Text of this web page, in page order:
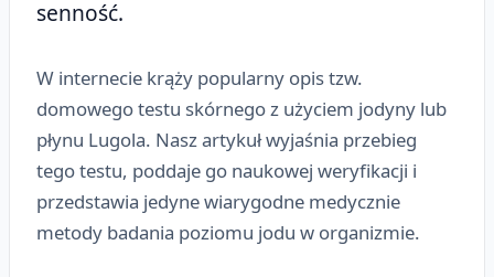
senność.
W internecie krąży popularny opis tzw.
domowego testu skórnego z użyciem jodyny lub
płynu Lugola. Nasz artykuł wyjaśnia przebieg
tego testu, poddaje go naukowej weryfikacji i
przedstawia jedyne wiarygodne medycznie
metody badania poziomu jodu w organizmie.